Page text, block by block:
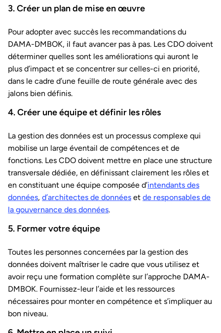
3. Créer un plan de mise en œuvre
Pour adopter avec succès les recommandations du
DAMA-DMBOK, il faut avancer pas à pas. Les CDO doivent
déterminer quelles sont les améliorations qui auront le
plus d’impact et se concentrer sur celles-ci en priorité,
dans le cadre d’une feuille de route générale avec des
jalons bien définis.
4. Créer une équipe et définir les rôles
La gestion des données est un processus complexe qui
mobilise un large éventail de compétences et de
fonctions. Les CDO doivent mettre en place une structure
transversale dédiée, en définissant clairement les rôles et
en constituant une équipe composée d’intendants des
données, d’architectes de données et de responsables de
la gouvernance des données.
5. Former votre équipe
Toutes les personnes concernées par la gestion des
données doivent maîtriser le cadre que vous utilisez et
avoir reçu une formation complète sur l’approche DAMA-
DMBOK. Fournissez-leur l’aide et les ressources
nécessaires pour monter en compétence et s’impliquer au
bon niveau.